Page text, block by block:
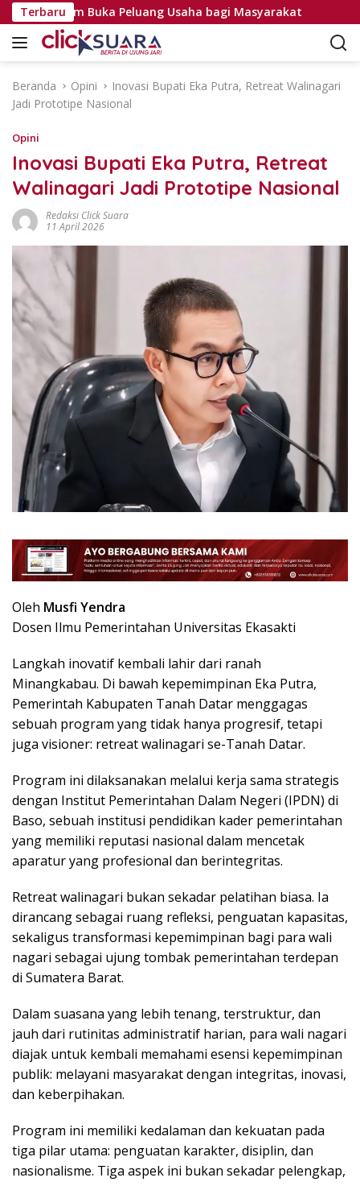
a
Terbaru
Alam Buka Peluang Usaha bagi Masyarakat
Beranda Opini
Inovasi Bupati Eka Putra, Retreat Walinagari
Jadi Prototipe Nasional
Opini
Inovasi Bupati Eka Putra, Retreat
Walinagari Jadi Prototipe Nasional
Redaksi Click Suara
11 April 2026
Oleh Musfi Yendra
Dosen Ilmu Pemerintahan Universitas Ekasakti
Langkah inovatif kembali lahir dari ranah
Minangkabau. Di bawah kepemimpinan Eka Putra,
Pemerintah Kabupaten Tanah Datar menggagas
sebuah program yang tidak hanya progresif, tetapi
juga visioner: retreat walinagari se-Tanah Datar.
Program ini dilaksanakan melalui kerja sama strategis
dengan Institut Pemerintahan Dalam Negeri (IPDN) di
Baso, sebuah institusi pendidikan kader pemerintahan
yang memiliki reputasi nasional dalam mencetak
aparatur yang profesional dan berintegritas.
Retreat walinagari bukan sekadar pelatihan biasa. Ia
dirancang sebagai ruang refleksi, penguatan kapasitas,
sekaligus transformasi kepemimpinan bagi para wali
nagari sebagai ujung tombak pemerintahan terdepan
di Sumatera Barat.
Dalam suasana yang lebih tenang, terstruktur, dan
jauh dari rutinitas administratif harian, para wali nagari
diajak untuk kembali memahami esensi kepemimpinan
publik: melayani masyarakat dengan integritas, inovasi,
dan keberpihakan.
Program ini memiliki kedalaman dan kekuatan pada
tiga pilar utama: penguatan karakter, disiplin, dan
nasionalisme. Tiga aspek ini bukan sekadar pelengkap,